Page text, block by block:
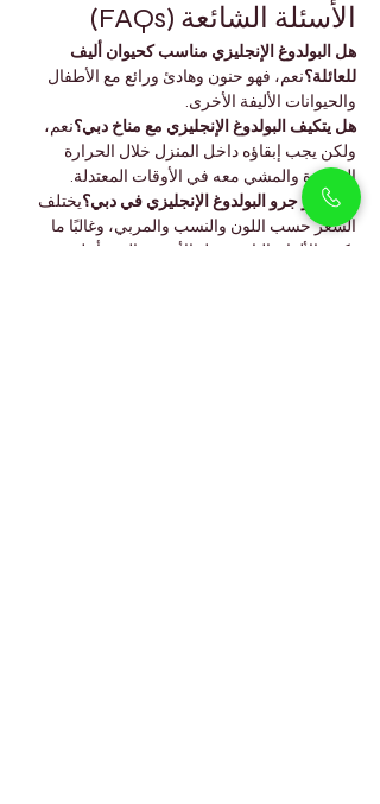
الأسئلة الشائعة (FAQs)
هل البولدوغ الإنجليزي مناسب كحيوان أليف
للعائلة؟نعم، فهو حنون وهادئ ورائع مع الأطفال
والحيوانات الأليفة الأخرى.
هل يتكيف البولدوغ الإنجليزي مع مناخ دبي؟نعم،
ولكن يجب إبقاؤه داخل المنزل خلال الحرارة
الشديدة والمشي معه في الأوقات المعتدلة.
كم سعر جرو البولدوغ الإنجليزي في دبي؟يختلف
السعر حسب اللون والنسب والمربي، وغالبًا ما